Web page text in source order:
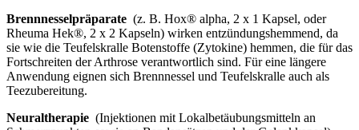
Brennnesselpräparate (z. B. Hox® alpha, 2 x 1 Kapsel, oder
Rheuma Hek®, 2 x 2 Kapseln) wirken entzündungshemmend, da
sie wie die Teufelskralle Botenstoffe (Zytokine) hemmen, die für das
Fortschreiten der Arthrose verantwortlich sind. Für eine längere
Anwendung eignen sich Brennnessel und Teufelskralle auch als
Teezubereitung.
Neuraltherapie (Injektionen mit Lokalbetäubungsmitteln an